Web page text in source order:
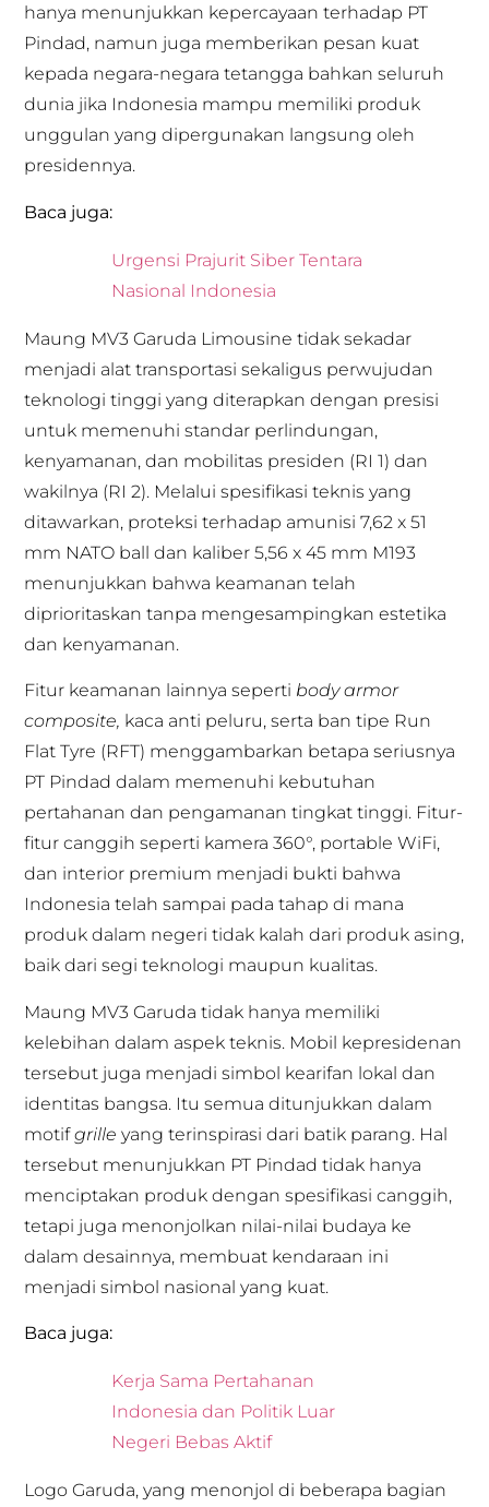
hanya menunjukkan kepercayaan terhadap PT
Pindad, namun juga memberikan pesan kuat
kepada negara-negara tetangga bahkan seluruh
dunia jika Indonesia mampu memiliki produk
unggulan yang dipergunakan langsung oleh
presidennya.
Baca juga:
Urgensi Prajurit Siber Tentara
Nasional Indonesia
Maung MV3 Garuda Limousine tidak sekadar
menjadi alat transportasi sekaligus perwujudan
teknologi tinggi yang diterapkan dengan presisi
untuk memenuhi standar perlindungan,
kenyamanan, dan mobilitas presiden (RI 1) dan
wakilnya (RI 2). Melalui spesifikasi teknis yang
ditawarkan, proteksi terhadap amunisi 7,62 x 51
mm NATO ball dan kaliber 5,56 x 45 mm M193
menunjukkan bahwa keamanan telah
diprioritaskan tanpa mengesampingkan estetika
dan kenyamanan.
Fitur keamanan lainnya seperti body armor
composite, kaca anti peluru, serta ban tipe Run
Flat Tyre (RFT) menggambarkan betapa seriusnya
PT Pindad dalam memenuhi kebutuhan
pertahanan dan pengamanan tingkat tinggi. Fitur-
fitur canggih seperti kamera 360°, portable WiFi,
dan interior premium menjadi bukti bahwa
Indonesia telah sampai pada tahap di mana
produk dalam negeri tidak kalah dari produk asing,
baik dari segi teknologi maupun kualitas.
Maung MV3 Garuda tidak hanya memiliki
kelebihan dalam aspek teknis. Mobil kepresidenan
tersebut juga menjadi simbol kearifan lokal dan
identitas bangsa. Itu semua ditunjukkan dalam
motifgrille yang terinspirasi dari batik parang. Hal
tersebut menunjukkan PT Pindad tidak hanya
menciptakan produk dengan spesifikasi canggih,
tetapi juga menonjolkan nilai-nilai budaya ke
dalam desainnya, membuat kendaraan ini
menjadi simbol nasional yang kuat.
Baca juga:
Kerja Sama Pertahanan
Indonesia dan Politik Luar
Negeri Bebas Aktif
Logo Garuda, yang menonjol di beberapa bagian